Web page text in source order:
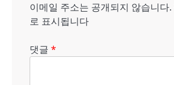
이메일 주소는 공개되지 않습니다.
로 표시됩니다
댓글 *